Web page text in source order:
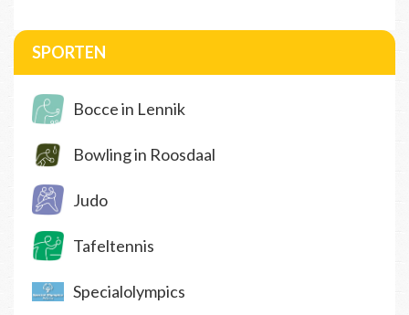
SPORTEN
Bocce in Lennik
Bowling in Roosdaal
Judo
Tafeltennis
Specialolympics